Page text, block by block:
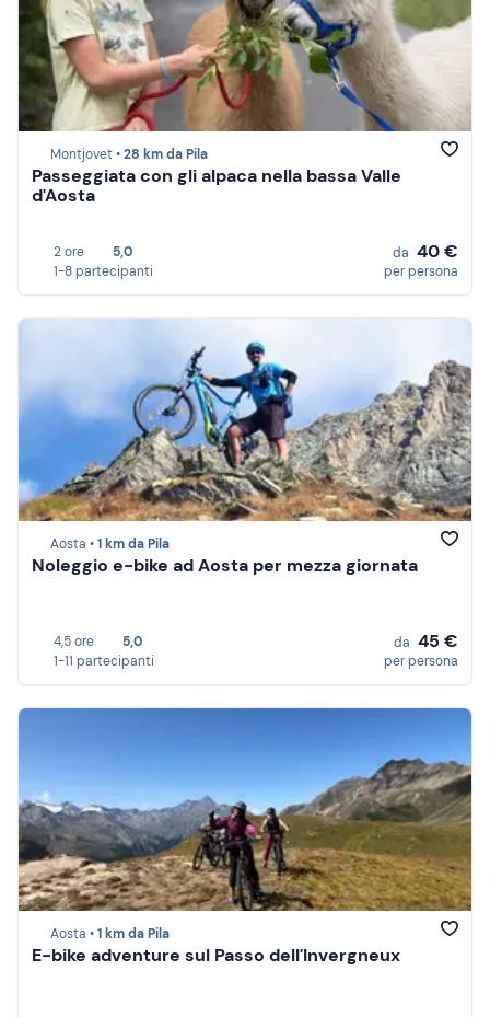
Montjovet •28 km da Pila
Passeggiata con gli alpaca nella bassa Valle
d'Aosta
2 ore
5,0
1-8 partecipanti
da 40 €
per persona
Aosta •1 km da Pila
Noleggio e-bike ad Aosta per mezza giornata
4,5 ore
5,0
1-11 partecipanti
da 45 €
per persona
Aosta •1 km da Pila
E-bike adventure sul Passo dell'Invergneux